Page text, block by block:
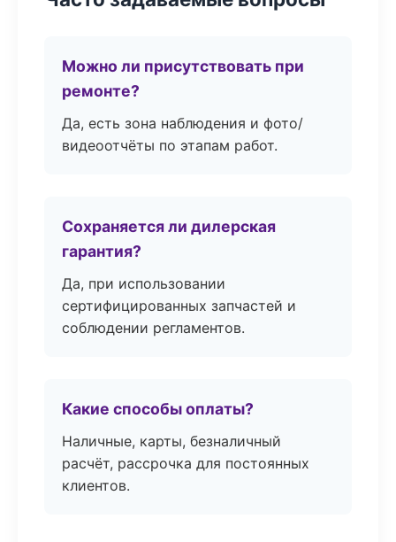
Можно ли присутствовать при
ремонте?
Да, есть зона наблюдения и фото/
видеоотчёты по этапам работ.
Сохраняется ли дилерская
гарантия?
Да, при использовании
сертифицированных запчастей и
соблюдении регламентов.
Какие способы оплаты?
Наличные, карты, безналичный
расчёт, рассрочка для постоянных
клиентов.